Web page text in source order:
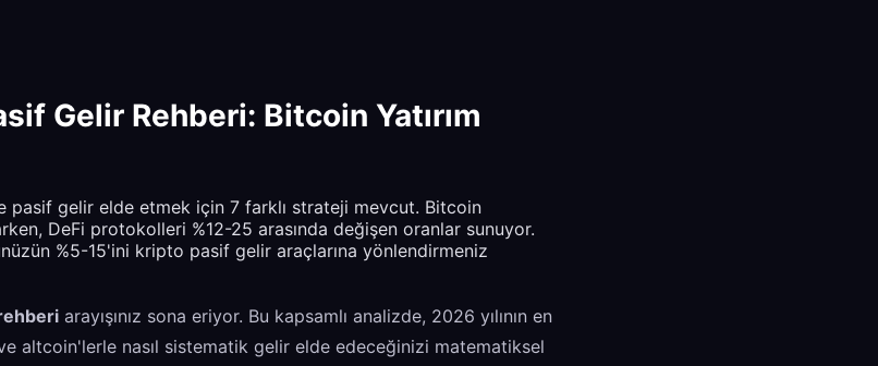
Gelir Rehberi: Bitcoin Yatırım
pasif gelir elde etmek için 7 farklı strateji mevcut. Bitcoin
DeFi protokolleri %12-25 arasında değişen oranlar sunuyor.
%5-15'ini kripto pasif gelir araçlarına yönlendirmeniz
arayışınız sona eriyor. Bu kapsamlı analizde, 2026 yılının en
altcoin'lerle nasıl sistematik gelir elde edeceğinizi matematiksel